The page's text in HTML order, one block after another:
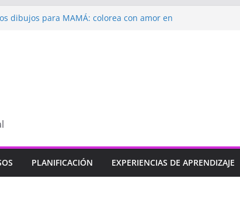
Aprendizaje
Un regalo para Mamá hecho
PLANIFICACIÓN EXPERIENCIAS DE APRENDIZAJE